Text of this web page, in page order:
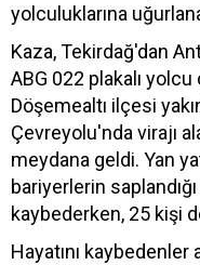
yolculuklarına
Kaza, Tekirdağ'dan
ABG 022 plakalı
Döşemealtı ilçesi
Çevreyolu'nda virajı
meydana geldi. Yan
bariyerlerin
kaybederken, 25 kişi
Hayatını kaybedenler